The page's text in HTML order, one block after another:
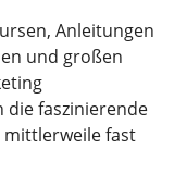
Anleitungen
und großen
die faszinierende
mittlerweile fast